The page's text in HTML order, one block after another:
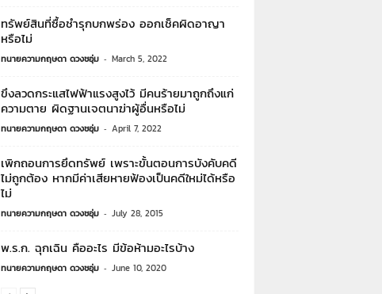
ทรัพย์สินที่ซื้อชำรุกบกพร่อง ออกเช็คผิดอาญา
หรือไม่
ทนายความกฤษดา ดวงชอุ่ม - March 5, 2022
ขึงลวดกระแสไฟฟ้าแรงสูงไว้ มีคนร้ายมาถูกถึงแก่
ความตาย ผิดฐานเจตนาฆ่าผู้อื่นหรือไม่
ทนายความกฤษดา ดวงชอุ่ม - April 7, 2022
เพิกถอนการยึดทรัพย์ เพราะขั้นตอนการบังคับคดี
ไม่ถูกต้อง หากมีค่าเสียหายฟ้องเป็นคดีใหม่ได้หรือ
ไม่
ทนายความกฤษดา ดวงชอุ่ม - July 28, 2015
พ.ร.ก. ฉุกเฉิน คืออะไร มีข้อห้ามอะไรบ้าง
ทนายความกฤษดา ดวงชอุ่ม - June 10, 2020